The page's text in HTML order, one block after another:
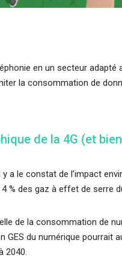
en un secteur
la consommation de
de la 4G (et
y a le constat de l’impact
% des gaz à effet de serre
de la consommation de
GES du numérique pourrait
2040.